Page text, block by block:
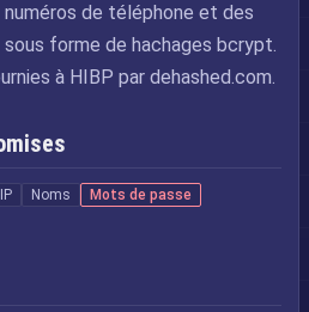
de téléphone et des
forme de hachages bcrypt.
à HIBP par dehashed.com.
Noms
Mots de passe